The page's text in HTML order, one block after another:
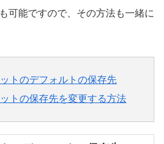
可能ですので、その方法も一緒に
トのデフォルトの保存先
トの保存先を変更する方法